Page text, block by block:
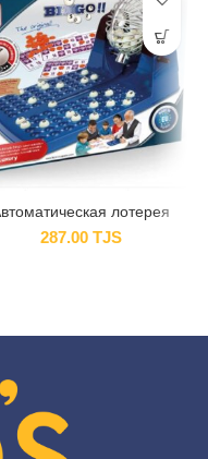
лотерея
287.00 TJS